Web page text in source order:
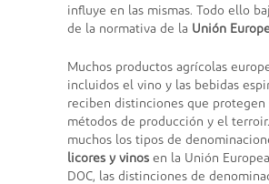
influye en las mismas. Todo ello
de la normativa de la Unión
Muchos productos agrícolas
incluidos el vino y las bebidas
reciben distinciones que protegen
métodos de producción y el
muchos los tipos de
licores y vinos en la Unión
DOC, las distinciones de